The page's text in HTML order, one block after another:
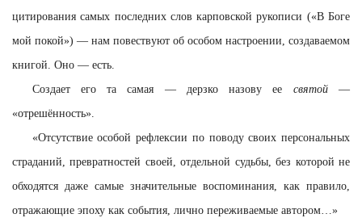
цитирования самых последних слов карповской рукописи («В Боге
мой покой») — нам повествуют об особом настроении, создаваемом
книгой. Оно — есть.
Создает его та самая — дерзко назову ее святой—
«отрешённость».
«Отсутствие особой рефлексии по поводу своих персональных
страданий, превратностей своей, отдельной судьбы, без которой не
обходятся даже самые значительные воспоминания, как правило,
отражающие эпоху как события, лично переживаемые автором…»